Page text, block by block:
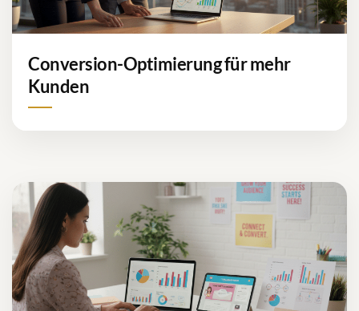
Conversion-Optimierung für mehr
Kunden